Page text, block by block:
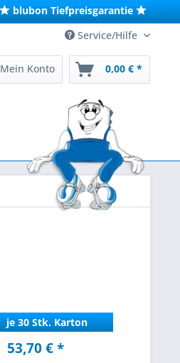
blubon Tiefpreisgarantie
Service/Hilfe
Mein Konto 0,00 € *
je 30 Stk. Karton
53,70 € *